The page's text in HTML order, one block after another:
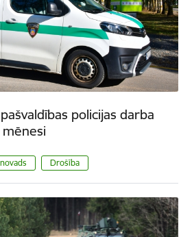
policijas darba
Drošība